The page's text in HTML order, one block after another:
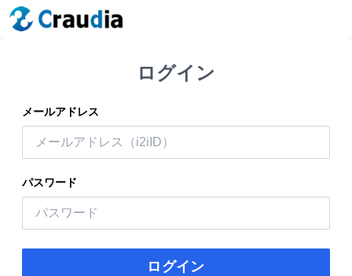
ログイン
メールアドレス
パスワード
ログイン